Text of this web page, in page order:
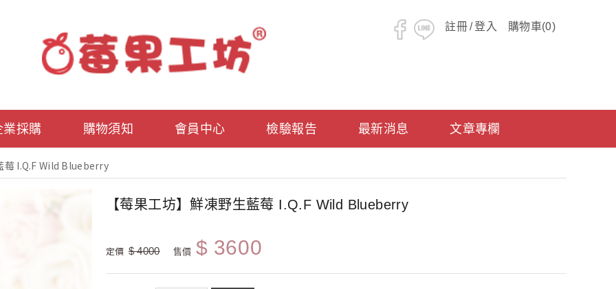
註冊/登入 購物車(0)
業採購 購物須知 會員中心 檢驗報告 最新消息 文章專欄
莓 I.Q.F Wild Blueberry
【莓果工坊】鮮凍野生藍莓 I.Q.F Wild Blueberry
定價 $ 4000 售價 $ 3600